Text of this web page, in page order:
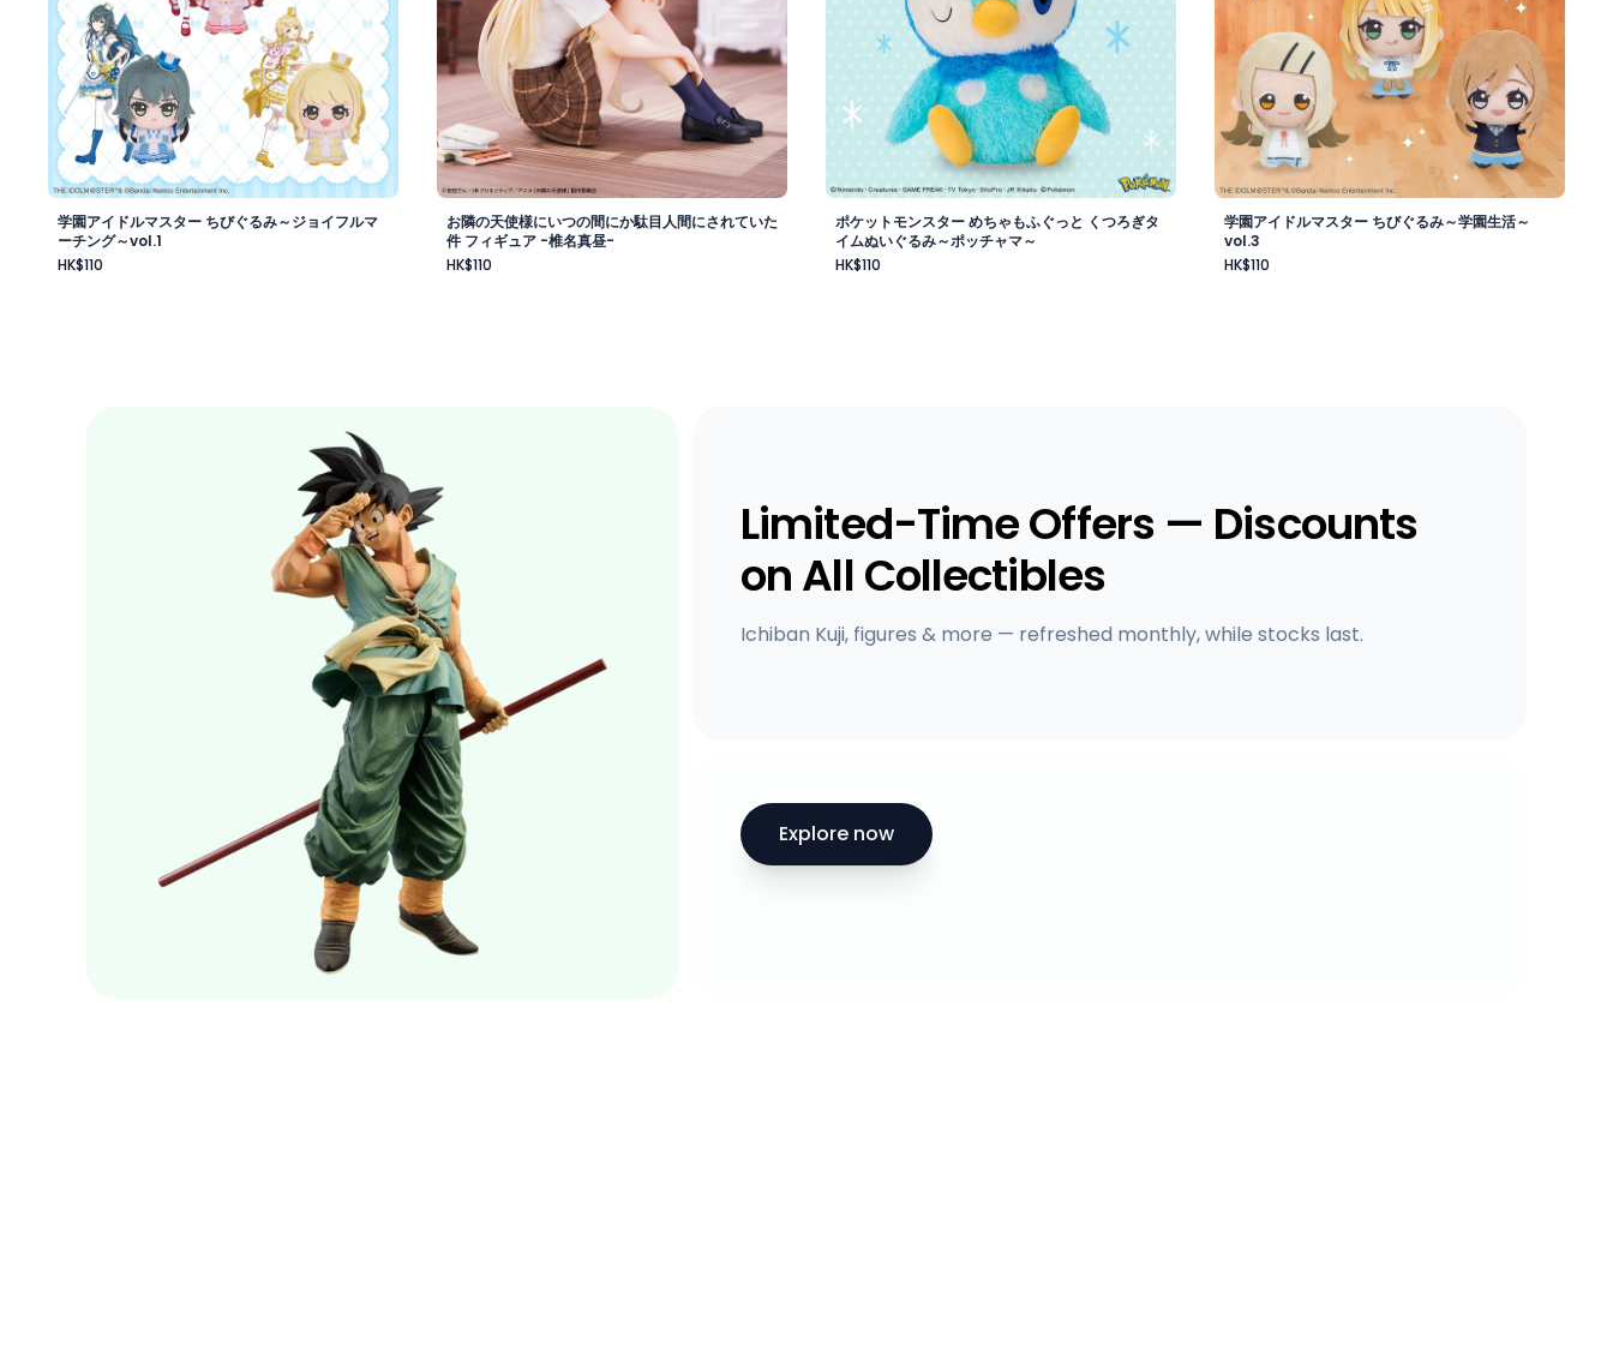
学園アイドルマスター ちびぐるみ～ジョイフルマ
ーチング～vol.1
HK$110
お隣の天使様にいつの間にか駄目人間にされていた
件 フィギュア -椎名真昼-
HK$110
ポケットモンスター めちゃもふぐっと くつろぎタ
イムぬいぐるみ～ポッチャマ～
HK$110
学園アイドルマスター ちびぐるみ～学園生活～
vol.3
HK$110
Limited-Time Offers — Discounts
on All Collectibles
Ichiban Kuji, figures & more — refreshed monthly, while stocks last.
Explore now